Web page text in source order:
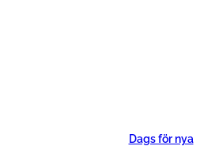
Dags för nya